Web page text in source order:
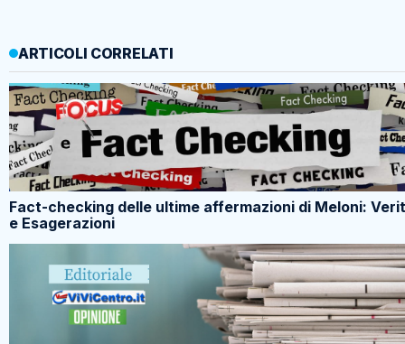
ARTICOLI CORRELATI
Fact-checking delle ultime affermazioni di Meloni:
e Esagerazioni